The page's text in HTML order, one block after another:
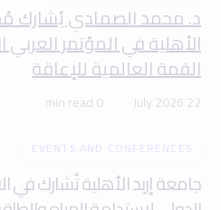
د. محمد الصمادي يُشارك
الأهلية في المؤتمر
القمة العالمية للإعاقة
22 July 2026
0 min read
EVENTS AND CONFERENCES
جامعة إربد الأهلية تُشارك في